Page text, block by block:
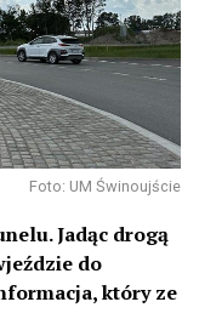
Foto: UM Świnoujście
Jadąc drogą
do
który ze